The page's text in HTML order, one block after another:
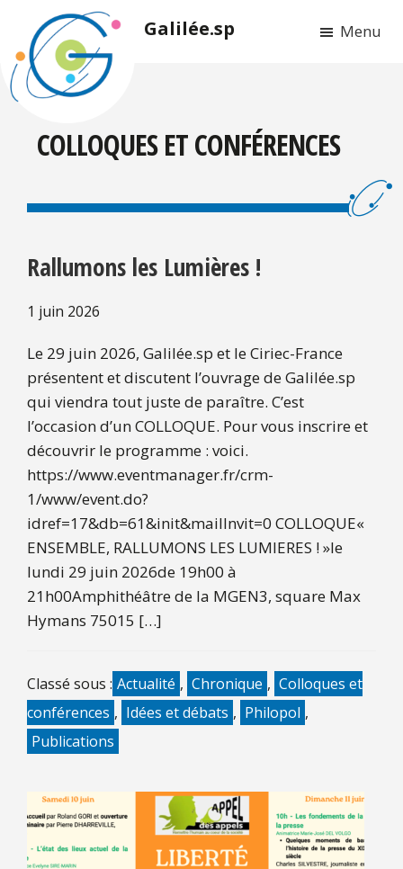
contenu
principal
pied
de
page
Galilée.sp Menu
COLLOQUES ET CONFÉRENCES
Rallumons les Lumières !
1 juin 2026
Le 29 juin 2026, Galilée.sp et le Ciriec-France
présentent et discutent l’ouvrage de Galilée.sp
qui viendra tout juste de paraître. C’est
l’occasion d’un COLLOQUE. Pour vous inscrire et
découvrir le programme : voici.
https://www.eventmanager.fr/crm-
1/www/event.do?
idref=17&db=61&init&mailInvit=0 COLLOQUE«
ENSEMBLE, RALLUMONS LES LUMIERES ! »le
lundi 29 juin 2026de 19h00 à
21h00Amphithéâtre de la MGEN3, square Max
Hymans 75015 […]
Classé sous : Actualité , Chronique , Colloques et
conférences , Idées et débats , Philopol ,
Publications